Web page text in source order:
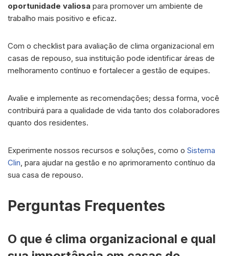
oportunidade valiosa para promover um ambiente de
trabalho mais positivo e eficaz.
Com o checklist para avaliação de clima organizacional em
casas de repouso, sua instituição pode identificar áreas de
melhoramento contínuo e fortalecer a gestão de equipes.
Avalie e implemente as recomendações; dessa forma, você
contribuirá para a qualidade de vida tanto dos colaboradores
quanto dos residentes.
Experimente nossos recursos e soluções, como o Sistema
Clin , para ajudar na gestão e no aprimoramento contínuo da
sua casa de repouso.
Perguntas Frequentes
O que é clima organizacional e qual